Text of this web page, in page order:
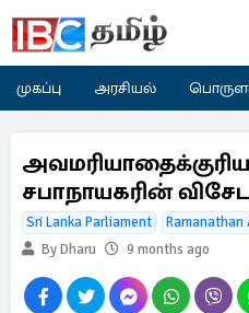
முகப்பு அரசியல்
சபாநாயகரின்
Sri Lanka Parliament
Ramanathan
By Dharu
9 months ago